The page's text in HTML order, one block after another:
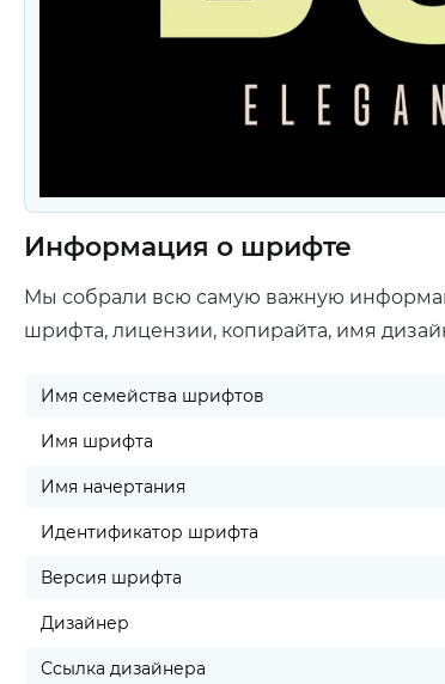
Информация о шрифте
Мы собрали всю самую важную
шрифта, лицензии, копирайта, имя
Имя семейства шрифтов
Имя шрифта
Имя начертания
Идентификатор шрифта
Версия шрифта
Дизайнер
Ссылка дизайнера